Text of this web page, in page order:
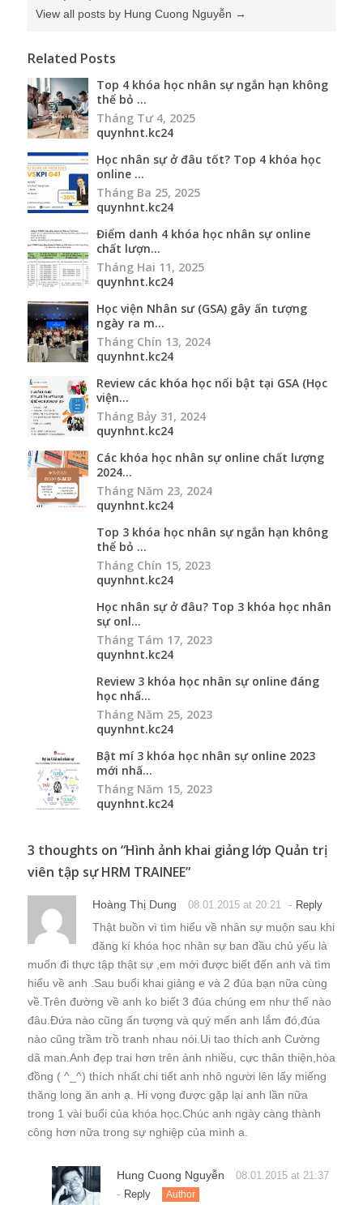
View all posts by Hung Cuong Nguyễn →
Related Posts
Top 4 khóa học nhân sự ngắn hạn không
thể bỏ ...
Tháng Tư 4, 2025
quynhnt.kc24
Học nhân sự ở đâu tốt? Top 4 khóa học
online ...
Tháng Ba 25, 2025
quynhnt.kc24
Điểm danh 4 khóa học nhân sự online
chất lượn...
Tháng Hai 11, 2025
quynhnt.kc24
Học viện Nhân sư (GSA) gây ấn tượng
ngày ra m...
Tháng Chín 13, 2024
quynhnt.kc24
Review các khóa học nổi bật tại GSA (Học
viện...
Tháng Bảy 31, 2024
quynhnt.kc24
Các khóa học nhân sự online chất lượng
2024...
Tháng Năm 23, 2024
quynhnt.kc24
Top 3 khóa học nhân sự ngắn hạn không
thể bỏ ...
Tháng Chín 15, 2023
quynhnt.kc24
Học nhân sự ở đâu? Top 3 khóa học nhân
sự onl...
Tháng Tám 17, 2023
quynhnt.kc24
Review 3 khóa học nhân sự online đáng
học nhấ...
Tháng Năm 25, 2023
quynhnt.kc24
Bật mí 3 khóa học nhân sự online 2023
mới nhấ...
Tháng Năm 15, 2023
quynhnt.kc24
3 thoughts on “Hình ảnh khai giảng lớp Quản trị
viên tập sự HRM TRAINEE”
Hoàng Thị Dung 08.01.2015 at 20:21 - Reply
Thật buồn vì tìm hiểu về nhân sự muộn sau khi
đăng kí khóa học nhân sự ban đầu chủ yếu là
muốn đi thực tập thật sự ,em mới được biết đến anh và tìm
hiểu về anh .Sau buổi khai giảng e và 2 đúa bạn nữa cùng
về.Trên đường về anh ko biết 3 đúa chúng em như thế nào
đâu.Đứa nào cũng ấn tượng và quý mến anh lắm đó,đúa
nào cũng trầm trồ tranh nhau nói.Ui tao thích anh Cường
dã man.Anh đẹp trai hơn trên ảnh nhiều, cực thân thiện,hòa
đồng ( ^_^) thích nhất chi tiết anh nhô người lên lấy miếng
thăng long ăn anh ạ. Hi vọng được gặp lại anh lần nữa
trong 1 vài buổi của khóa học.Chúc anh ngày càng thành
công hơn nữa trong sự nghiệp của mình a.
Hung Cuong Nguyễn 08.01.2015 at 21:37
- Reply Author